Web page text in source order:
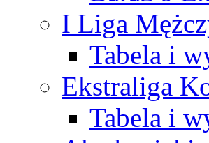
I Liga
Tabela i
Ekstraliga
Tabela i